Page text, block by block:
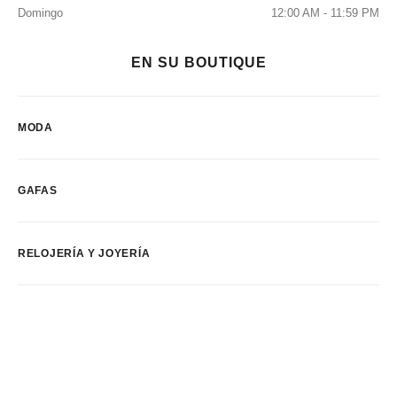
Domingo
12:00 AM - 11:59 PM
EN SU BOUTIQUE
MODA
GAFAS
RELOJERÍA Y JOYERÍA